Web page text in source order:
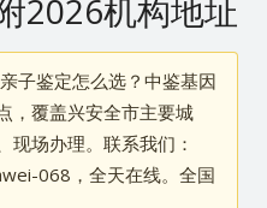
2026机构地址
子鉴定怎么选？中鉴基因
，覆盖兴安全市主要城
现场办理。联系我们：
068，全天在线。全国